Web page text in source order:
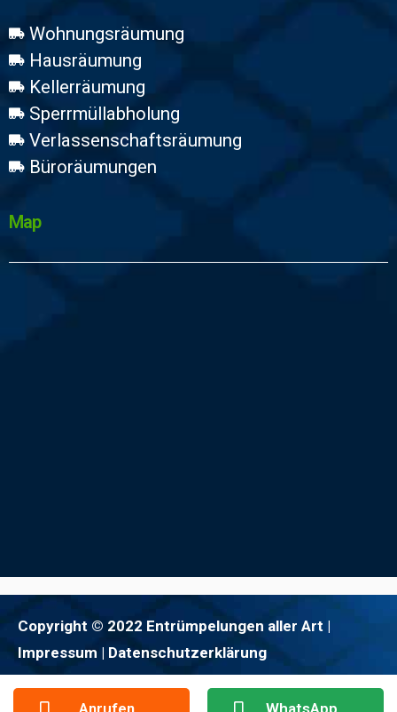
Wohnungsräumung
Hausräumung
Kellerräumung
Sperrmüllabholung
Verlassenschaftsräumung
Büroräumungen
Map
Copyright © 2022 Entrümpelungen aller Art |
Impressum | Datenschutzerklärung
Anrufen WhatsApp